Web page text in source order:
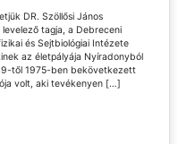
DR. Szöllősi János
tagja, a Debreceni
és Sejtbiológiai Intézete
az életpályája Nyíradonyból
től 1975-ben bekövetkezett
volt, aki tevékenyen […]